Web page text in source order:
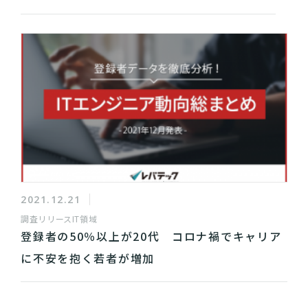
2021.12.21
調査リリース IT領域
登録者の50％以上が20代 コロナ禍でキャリア
に不安を抱く若者が増加